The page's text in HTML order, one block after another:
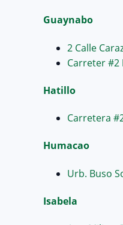
Guaynabo
2 Calle
Carreter #2
Hatillo
Carretera
Humacao
Urb. Buso
Isabela